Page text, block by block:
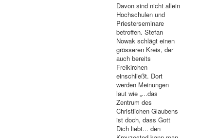
Davon sind nicht allein
Hochschulen und
Priesterseminare
betroffen. Stefan
Nowak schlägt einen
grösseren Kreis, der
auch bereits
Freikirchen
einschließt. Dort
werden Meinungen
laut wie „...das
Zentrum des
Christlichen Glaubens
ist doch, dass Gott
Dich liebt... den